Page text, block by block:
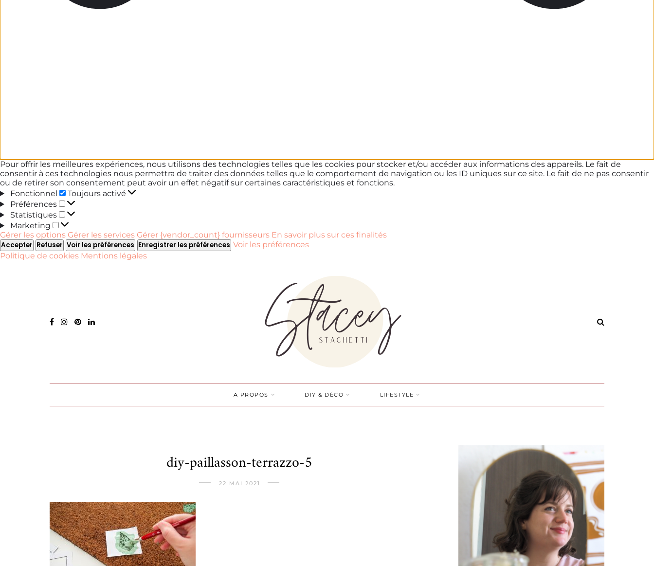
Pour offrir les meilleures expériences, nous utilisons des technologies telles que les cookies pour stocker et/ou accéder aux informations des appareils. Le fait de
consentir à ces technologies nous permettra de traiter des données telles que le comportement de navigation ou les ID uniques sur ce site. Le fait de ne pas consentir
ou de retirer son consentement peut avoir un effet négatif sur certaines caractéristiques et fonctions.
Fonctionnel
Fonctionnel
Toujours activé
Préférences
Préférences
Statistiques
Statistiques
Marketing
Marketing
Gérer les options Gérer les services Gérer {vendor_count} fournisseurs En savoir plus sur ces finalités
Accepter Refuser Voir les préférences Enregistrer les préférences Voir les préférences
Politique de cookies Mentions légales
A PROPOS DIY & DÉCO LIFESTYLE
diy-paillasson-terrazzo-5
22 MAI 2021